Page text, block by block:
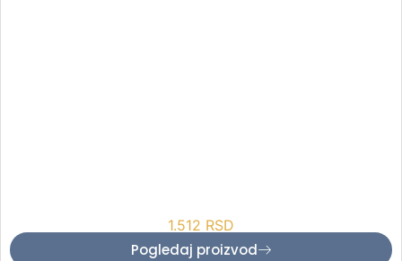
1.512 RSD
Pogledaj proizvod